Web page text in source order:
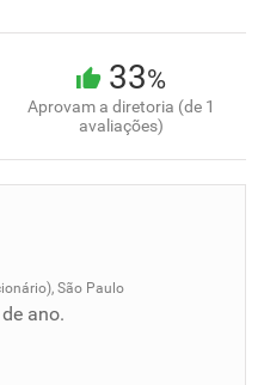
33%
Aprovam a diretoria (de 1
avaliações)
São Paulo
ano.